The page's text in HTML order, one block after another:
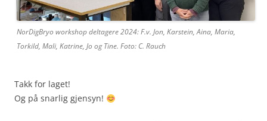
NorDigBryo workshop deltagere 2024: F.v. Jon, Karstein, Aina, Maria,
Torkild, Mali, Katrine, Jo og Tine. Foto: C. Rauch
Takk for laget!
Og på snarlig gjensyn!